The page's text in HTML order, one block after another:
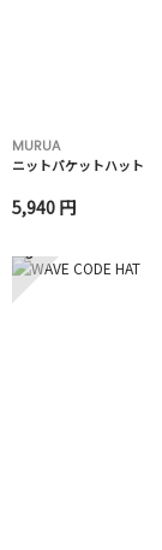
MURUA
ニットバケットハット
5,940 円
5